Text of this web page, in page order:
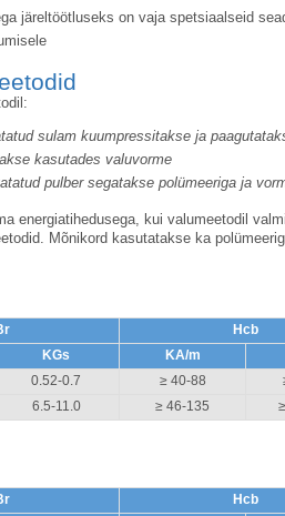
järeltöötluseks on vaja spetsiaalseid
sulam kuumpressitakse ja
kasutades valuvorme
pulber segatakse polümeeriga ja
energiatihedusega, kui valumeetodil
Mõnikord kasutatakse ka
Hcb
KGs KA/m
0.52-0.7 ≥ 40-88
6.5-11.0 ≥ 46-135
Hcb